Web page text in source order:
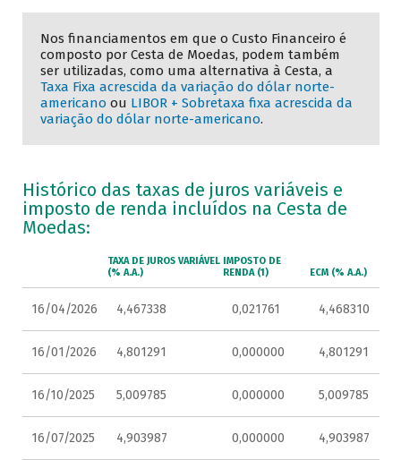
Nos financiamentos em que o Custo Financeiro é
composto por Cesta de Moedas, podem também
ser utilizadas, como uma alternativa à Cesta, a
Taxa Fixa acrescida da variação do dólar norte-
americano ou LIBOR + Sobretaxa fixa acrescida da
variação do dólar norte-americano.
Histórico das taxas de juros variáveis e
imposto de renda incluídos na Cesta de
Moedas:
TAXA DE JUROS VARIÁVEL
(% A.A.)
IMPOSTO DE
RENDA (1)
ECM (% A.A.)
16/04/2026 4,467338 0,021761 4,468310
16/01/2026 4,801291 0,000000 4,801291
16/10/2025 5,009785 0,000000 5,009785
16/07/2025 4,903987 0,000000 4,903987